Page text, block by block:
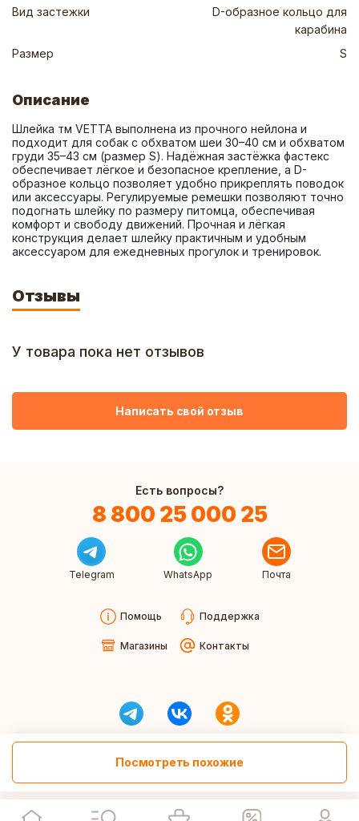
Посмотреть похожие
Вид застежки
D-образное кольцо для
карабина
Размер
S
Описание
Шлейка тм VETTA выполнена из прочного нейлона и
подходит для собак с обхватом шеи 30–40 см и обхватом
груди 35–43 см (размер S). Надёжная застёжка фастекс
обеспечивает лёгкое и безопасное крепление, а D-
образное кольцо позволяет удобно прикреплять поводок
или аксессуары. Регулируемые ремешки позволяют точно
подогнать шлейку по размеру питомца, обеспечивая
комфорт и свободу движений. Прочная и лёгкая
конструкция делает шлейку практичным и удобным
аксессуаром для ежедневных прогулок и тренировок.
Отзывы
У товара пока нет отзывов
Написать свой отзыв
Есть вопросы?
8 800 25 000 25
Telegram WhatsApp Почта
Помощь Поддержка
Магазины Контакты